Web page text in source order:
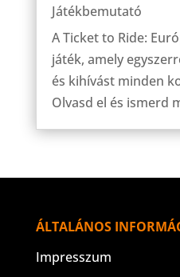
Játékbemutató
A Ticket to Ride:
játék, amely
és kihívást minden
Olvasd el és ismerd
ÁLTALÁNOS
Impresszum